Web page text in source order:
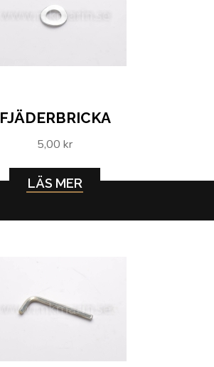
FJÄDERBRICKA
5,00 kr
LÄS MER